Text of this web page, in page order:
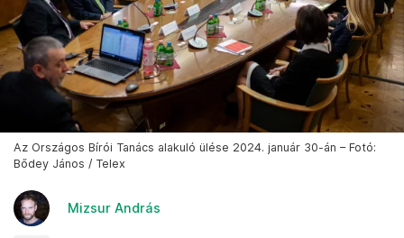
Az Országos Bírói Tanács alakuló ülése 2024. január 30-án – Fotó:
Bődey János / Telex
Mizsur András